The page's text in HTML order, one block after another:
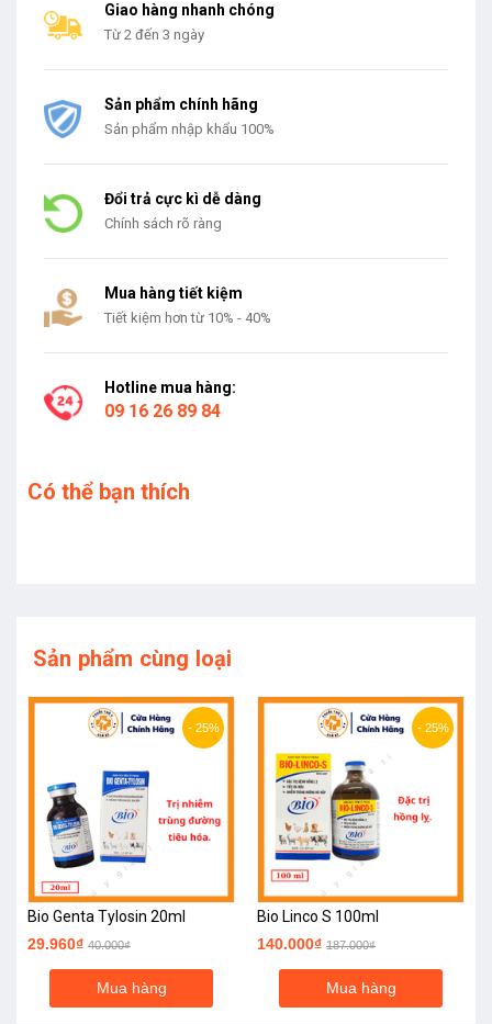
Giao hàng nhanh chóng
Từ 2 đến 3 ngày
Sản phẩm chính hãng
Sản phẩm nhập khẩu 100%
Đổi trả cực kì dễ dàng
Chính sách rõ ràng
Mua hàng tiết kiệm
Tiết kiệm hơn từ 10% - 40%
Hotline mua hàng:
09 16 26 89 84
Có thể bạn thích
Sản phẩm cùng loại
- 25%
Bio Genta Tylosin 20ml
29.960₫ 40.000₫
Mua hàng
- 25%
Bio Linco S 100ml
140.000₫ 187.000₫
Mua hàng